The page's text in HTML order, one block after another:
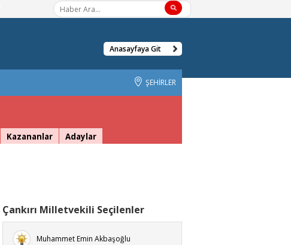
Anasayfaya Git
ŞEHİRLER
Kazananlar Adaylar
Çankırı Milletvekili Seçilenler
Muhammet Emin Akbaşoğlu